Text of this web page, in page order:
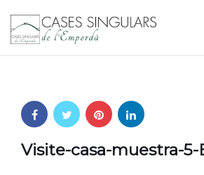
Visite-casa-muestra-5-